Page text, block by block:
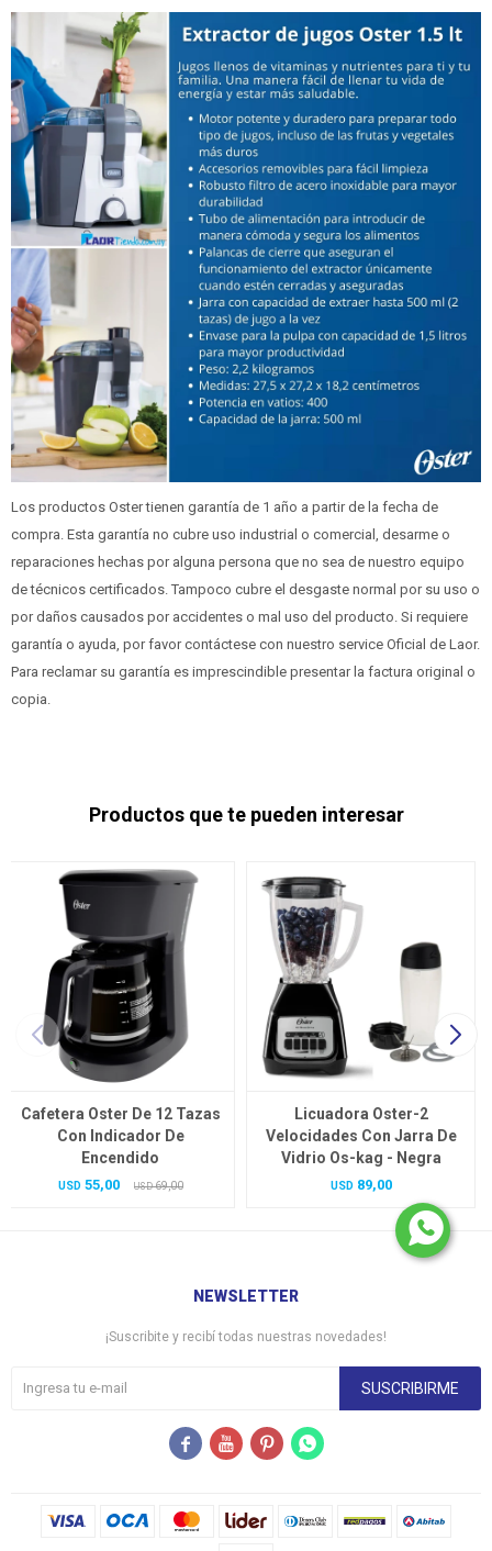
Los productos Oster tienen garantía de 1 año a partir de la fecha de
compra. Esta garantía no cubre uso industrial o comercial, desarme o
reparaciones hechas por alguna persona que no sea de nuestro equipo
de técnicos certificados. Tampoco cubre el desgaste normal por su uso o
por daños causados por accidentes o mal uso del producto. Si requiere
garantía o ayuda, por favor contáctese con nuestro service Oficial de Laor.
Para reclamar su garantía es imprescindible presentar la factura original o
copia.
Productos que te pueden interesar
Cafetera Oster De 12 Tazas
Con Indicador De
Encendido
USD 55,00 USD 69,00
Licuadora Oster-2
Velocidades Con Jarra De
Vidrio Os-kag - Negra
USD 89,00
NEWSLETTER
¡Suscribite y recibí todas nuestras novedades!
SUSCRIBIRME
   